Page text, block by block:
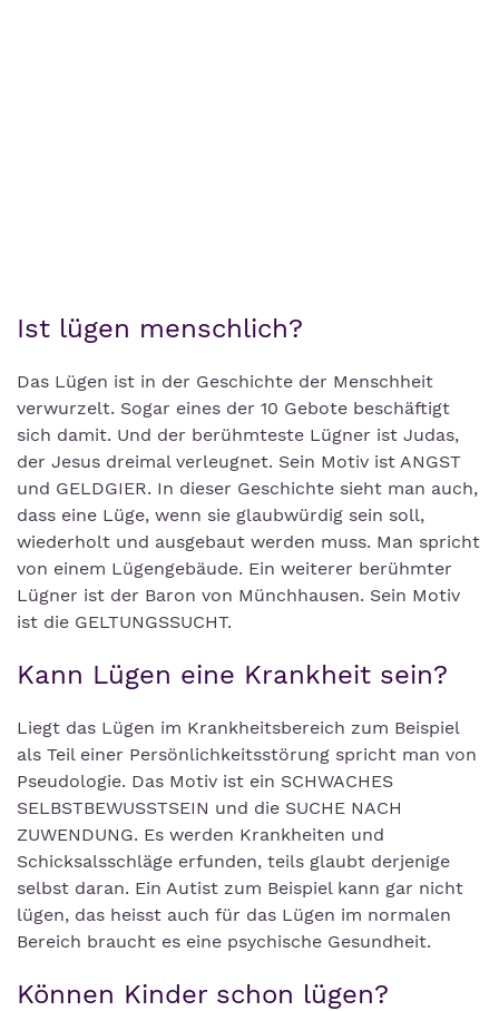
Ist lügen menschlich?
Das Lügen ist in der Geschichte der Menschheit
verwurzelt. Sogar eines der 10 Gebote beschäftigt
sich damit. Und der berühmteste Lügner ist Judas,
der Jesus dreimal verleugnet. Sein Motiv ist ANGST
und GELDGIER. In dieser Geschichte sieht man auch,
dass eine Lüge, wenn sie glaubwürdig sein soll,
wiederholt und ausgebaut werden muss. Man spricht
von einem Lügengebäude. Ein weiterer berühmter
Lügner ist der Baron von Münchhausen. Sein Motiv
ist die GELTUNGSSUCHT.
Kann Lügen eine Krankheit sein?
Liegt das Lügen im Krankheitsbereich zum Beispiel
als Teil einer Persönlichkeitsstörung spricht man von
Pseudologie. Das Motiv ist ein SCHWACHES
SELBSTBEWUSSTSEIN und die SUCHE NACH
ZUWENDUNG. Es werden Krankheiten und
Schicksalsschläge erfunden, teils glaubt derjenige
selbst daran. Ein Autist zum Beispiel kann gar nicht
lügen, das heisst auch für das Lügen im normalen
Bereich braucht es eine psychische Gesundheit.
Können Kinder schon lügen?